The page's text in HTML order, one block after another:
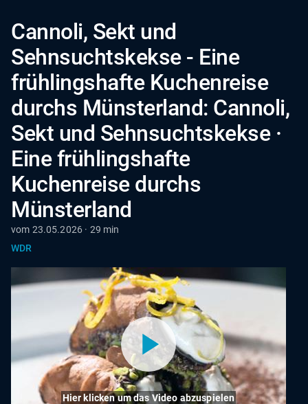
Cannoli, Sekt und
Sehnsuchtskekse - Eine
frühlingshafte Kuchenreise
durchs Münsterland: Cannoli,
Sekt und Sehnsuchtskekse ·
Eine frühlingshafte
Kuchenreise durchs
Münsterland
vom 23.05.2026 · 29 min
WDR
Hier klicken um das Video abzuspielen